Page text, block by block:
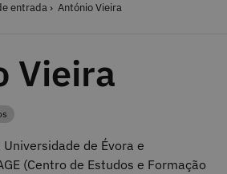
entrada António Vieira
Vieira
de Évora e
(Centro de Estudos e Formação